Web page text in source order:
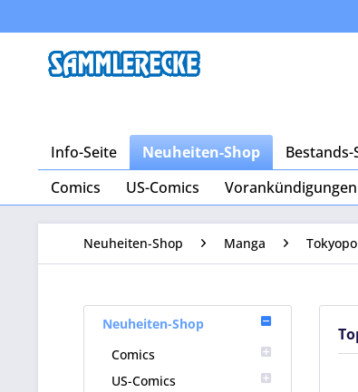
Info-Seite Neuheiten-Shop Bestands-
Comics
US-Comics Vorankündigungen
Neuheiten-Shop Manga
Neuheiten-Shop
Comics
US-Comics